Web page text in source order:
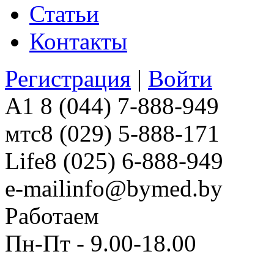
Статьи
Контакты
Регистрация | Войти
A1 8 (044) 7-888-949
мтс8 (029) 5-888-171
Life8 (025) 6-888-949
e-mailinfo@bymed.by
Работаем
Пн-Пт - 9.00-18.00